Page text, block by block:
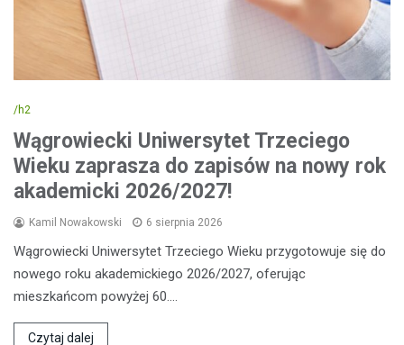
/h2
Wągrowiecki Uniwersytet Trzeciego
Wieku zaprasza do zapisów na nowy rok
akademicki 2026/2027!
Kamil Nowakowski 6 sierpnia 2026
Wągrowiecki Uniwersytet Trzeciego Wieku przygotowuje się do
nowego roku akademickiego 2026/2027, oferując
mieszkańcom powyżej 60.…
Czytaj dalej